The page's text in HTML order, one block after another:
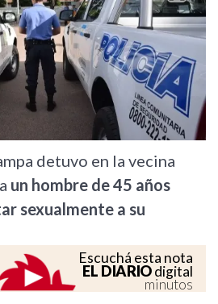
detuvo en la vecina
un hombre de 45 años
sexualmente a su
Escuchá esta nota
EL DIARIOdigital
minutos